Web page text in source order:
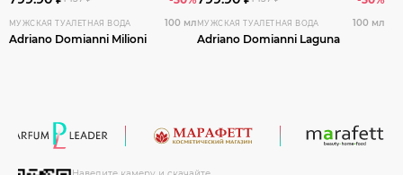
МУЖСКАЯ ТУАЛЕТНАЯ ВОДА 100 мл
Adriano Domianni Milioni
МУЖСКАЯ ТУАЛЕТНАЯ ВОДА 100 мл
Adriano Domianni Laguna